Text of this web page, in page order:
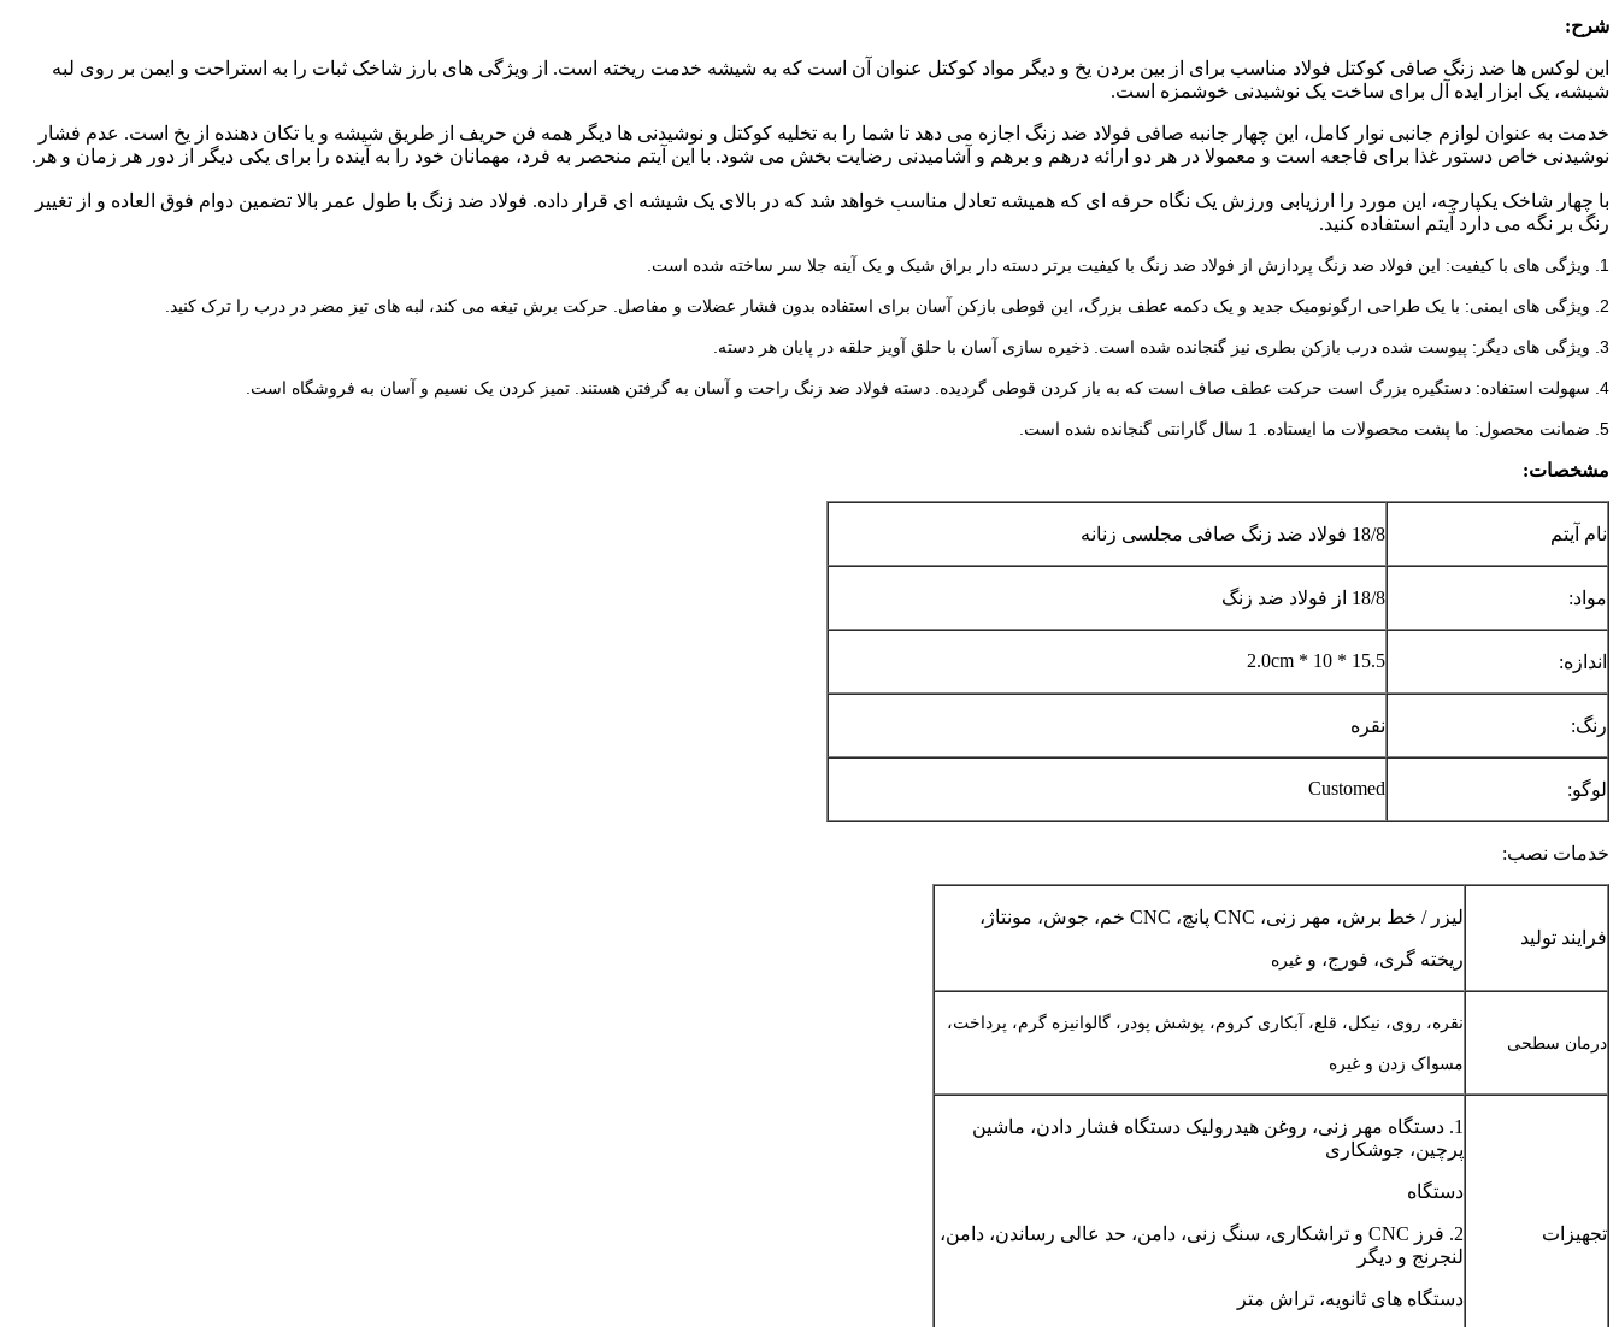
شرح:
این لوکس ها ضد زنگ صافی کوکتل فولاد مناسب برای از بین بردن یخ و دیگر مواد کوکتل عنوان آن است که به شیشه خدمت ریخته است. از ویژگی های بارز شاخک ثبات را به استراحت و ایمن بر روی لبه
شیشه، یک ابزار ایده آل برای ساخت یک نوشیدنی خوشمزه است.
خدمت به عنوان لوازم جانبی نوار کامل، این چهار جانبه صافی فولاد ضد زنگ اجازه می دهد تا شما را به تخلیه کوکتل و نوشیدنی ها دیگر همه فن حریف از طریق شیشه و یا تکان دهنده از یخ است. عدم فشار
نوشیدنی خاص دستور غذا برای فاجعه است و معمولا در هر دو ارائه درهم و برهم و آشامیدنی رضایت بخش می شود. با این آیتم منحصر به فرد، مهمانان خود را به آینده را برای یکی دیگر از دور هر زمان و هر.
با چهار شاخک یکپارچه، این مورد را ارزیابی ورزش یک نگاه حرفه ای که همیشه تعادل مناسب خواهد شد که در بالای یک شیشه ای قرار داده. فولاد ضد زنگ با طول عمر بالا تضمین دوام فوق العاده و از تغییر
رنگ بر نگه می دارد آیتم استفاده کنید.
1. ویژگی های با کیفیت: این فولاد ضد زنگ پردازش از فولاد ضد زنگ با کیفیت برتر دسته دار براق شیک و یک آینه جلا سر ساخته شده است.
2. ویژگی های ایمنی: با یک طراحی ارگونومیک جدید و یک دکمه عطف بزرگ، این قوطی بازکن آسان برای استفاده بدون فشار عضلات و مفاصل. حرکت برش تیغه می کند، لبه های تیز مضر در درب را ترک کنید.
3. ویژگی های دیگر: پیوست شده درب بازکن بطری نیز گنجانده شده است. ذخیره سازی آسان با حلق آویز حلقه در پایان هر دسته.
4. سهولت استفاده: دستگیره بزرگ است حرکت عطف صاف است که به باز کردن قوطی گردیده. دسته فولاد ضد زنگ راحت و آسان به گرفتن هستند. تمیز کردن یک نسیم و آسان به فروشگاه است.
5. ضمانت محصول: ما پشت محصولات ما ایستاده. 1 سال گارانتی گنجانده شده است.
مشخصات:
نام آیتم 18/8 فولاد ضد زنگ صافی مجلسی زنانه
مواد: 18/8 از فولاد ضد زنگ
اندازه: 15.5 * 10 * 2.0cm
رنگ: نقره
لوگو: Customed
خدمات نصب:
فرایند تولید
لیزر / خط برش، مهر زنی، CNC پانچ، CNC خم، جوش، مونتاژ،
ریخته گری، فورج، و غیره
درمان سطحی
نقره، روی، نیکل، قلع، آبکاری کروم، پوشش پودر، گالوانیزه گرم، پرداخت،
مسواک زدن و غیره
تجهیزات
1. دستگاه مهر زنی، روغن هیدرولیک دستگاه فشار دادن، ماشین
پرچین، جوشکاری
دستگاه
2. فرز CNC و تراشکاری، سنگ زنی، دامن، حد عالی رساندن، دامن،
لنجرنج و دیگر
دستگاه های ثانویه، تراش متر